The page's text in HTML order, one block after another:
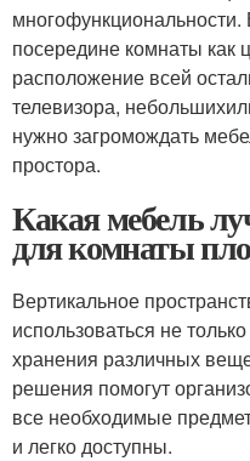
многофункциональности.
посередине комнаты как
расположение всей
телевизора,
нужно загромождать
простора.
Какая мебель
для комнаты
Вертикальное
использоваться не
хранения различных
решения помогут
все необходимые
и легко доступны.